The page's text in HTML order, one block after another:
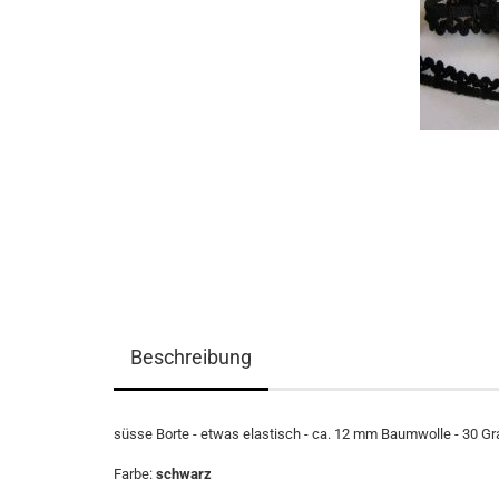
Beschreibung
süsse Borte - etwas elastisch - ca. 12 mm Baumwolle - 30
Farbe: schwarz